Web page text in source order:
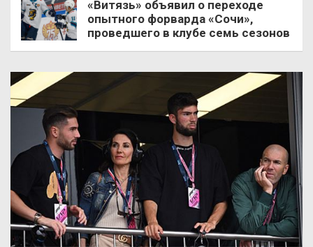
«Витязь» объявил о переходе
опытного форварда «Сочи»,
проведшего в клубе семь сезонов